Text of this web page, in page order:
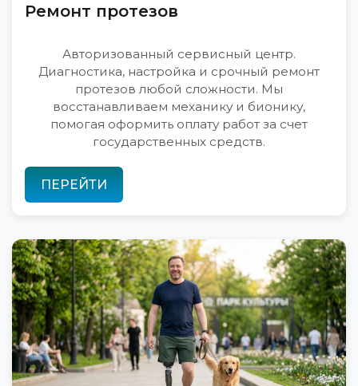
Ремонт протезов
Авторизованный сервисный центр.
Диагностика, настройка и срочный ремонт
протезов любой сложности. Мы
восстанавливаем механику и бионику,
помогая оформить оплату работ за счет
государственных средств.
ПЕРЕЙТИ